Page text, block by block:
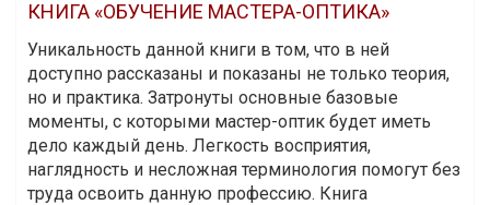
КНИГА «ОБУЧЕНИЕ МАСТЕРА-ОПТИКА»
Уникальность данной книги в том, что в ней
доступно рассказаны и показаны не только теория,
но и практика. Затронуты основные базовые
моменты, с которыми мастер-оптик будет иметь
дело каждый день. Легкость восприятия,
наглядность и несложная терминология помогут без
труда освоить данную профессию. Книга